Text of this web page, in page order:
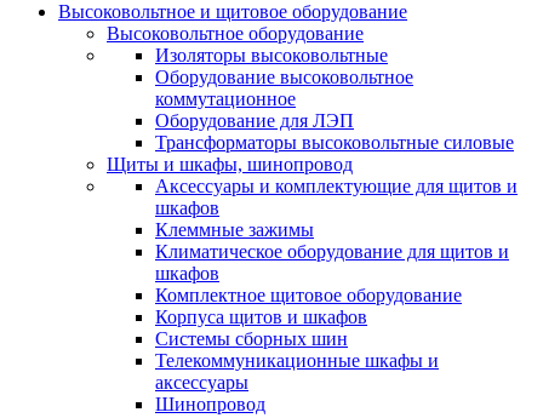
Высоковольтное и щитовое оборудование
Высоковольтное оборудование
Изоляторы высоковольтные
Оборудование высоковольтное
коммутационное
Оборудование для ЛЭП
Трансформаторы высоковольтные силовые
Щиты и шкафы, шинопровод
Аксессуары и комплектующие для щитов и
шкафов
Клеммные зажимы
Климатическое оборудование для щитов и
шкафов
Комплектное щитовое оборудование
Корпуса щитов и шкафов
Системы сборных шин
Телекоммуникационные шкафы и
аксессуары
Шинопровод